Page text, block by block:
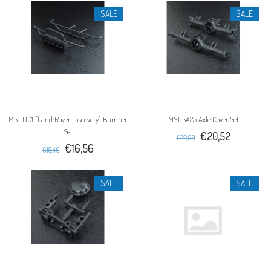
SALE
MST DC1 (Land Rover Discovery) Bumper
Set
€18,40 €16,56
SALE
MST SA25 Axle Cover Set
€22,80 €20,52
SALE SALE